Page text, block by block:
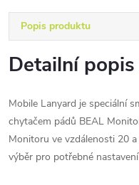
Popis produktu
Detailní
Mobile Lanyard je speciální
chytačem pádů BEAL
Monitoru ve vzdálenosti 20
výběr pro potřebné